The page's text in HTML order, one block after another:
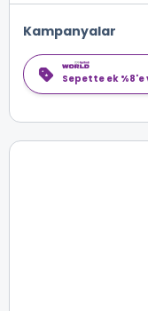
Kampanyalar
Sepette ek